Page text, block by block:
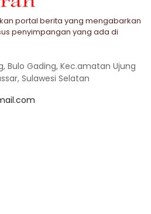
portal berita yang mengabarkan
penyimpangan yang ada di
Bulo Gading, Kec.amatan Ujung
Sulawesi Selatan